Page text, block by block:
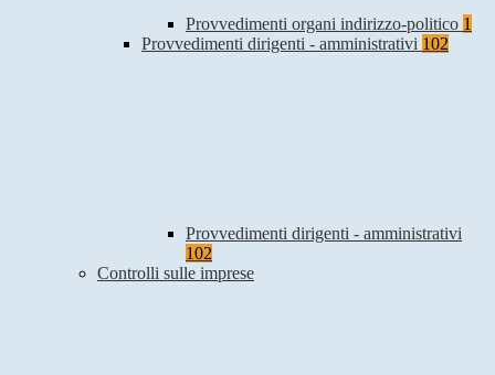
Provvedimenti organi indirizzo-politico 1
Provvedimenti dirigenti - amministrativi 102
Provvedimenti dirigenti - amministrativi
102
Controlli sulle imprese